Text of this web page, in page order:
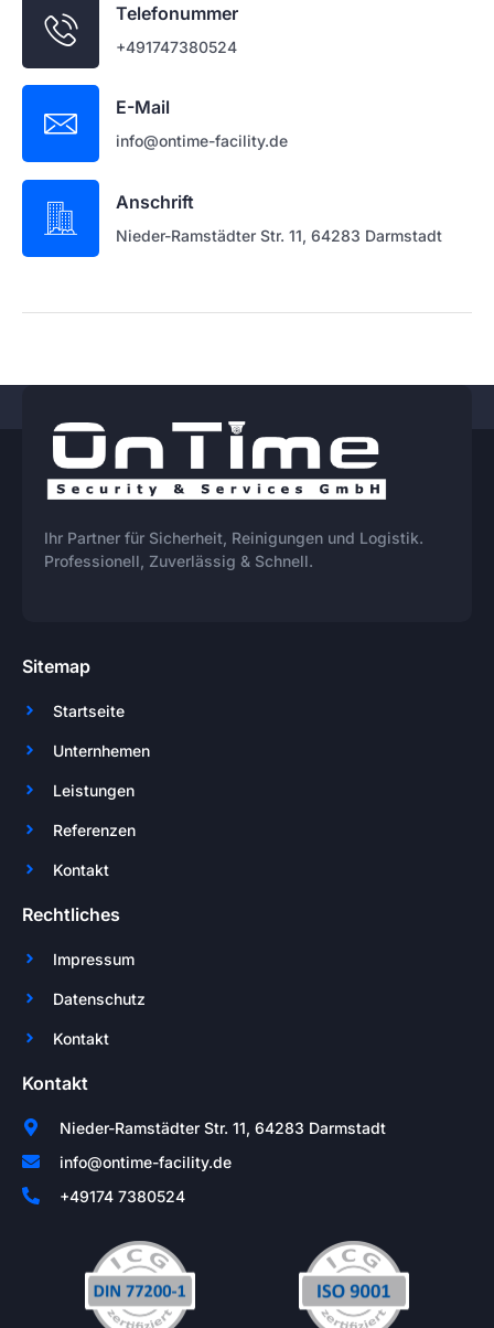
Telefonummer
+491747380524
E-Mail
info@ontime-facility.de
Anschrift
Nieder-Ramstädter Str. 11, 64283 Darmstadt
Ihr Partner für Sicherheit, Reinigungen und Logistik.
Professionell, Zuverlässig & Schnell.
Sitemap
Startseite
Unternhemen
Leistungen
Referenzen
Kontakt
Rechtliches
Impressum
Datenschutz
Kontakt
Kontakt
Nieder-Ramstädter Str. 11, 64283 Darmstadt
info@ontime-facility.de
+49174 7380524